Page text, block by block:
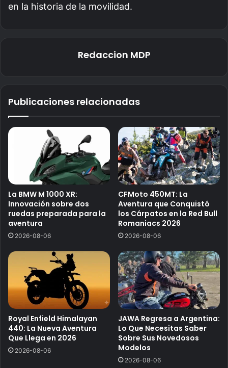
en la historia de la movilidad.
Redaccion MDP
Publicaciones relacionadas
La BMW M 1000 XR:
Innovación sobre dos
ruedas preparada para la
aventura
2026-08-06
CFMoto 450MT: La
Aventura que Conquistó
los Cárpatos en la Red Bull
Romaniacs 2026
2026-08-06
Royal Enfield Himalayan
440: La Nueva Aventura
Que Llega en 2026
2026-08-06
JAWA Regresa a Argentina:
Lo Que Necesitas Saber
Sobre Sus Novedosos
Modelos
2026-08-06